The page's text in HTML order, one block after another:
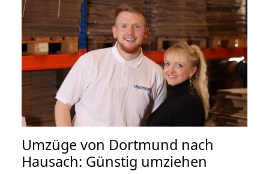
Umzüge von Dortmund nach
Hausach: Günstig umziehen